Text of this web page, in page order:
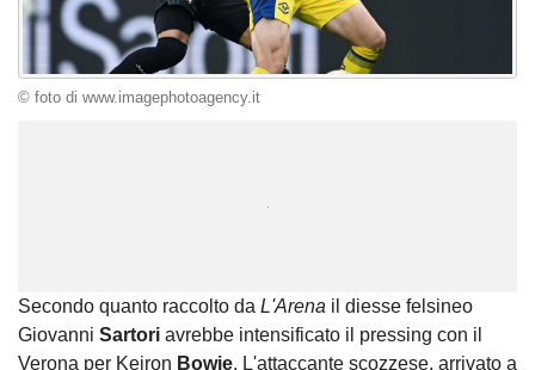
© foto di www.imagephotoagency.it
Secondo quanto raccolto da L'Arena il diesse felsineo
Giovanni Sartori avrebbe intensificato il pressing con il
Verona per Keiron Bowie. L'attaccante scozzese, arrivato a